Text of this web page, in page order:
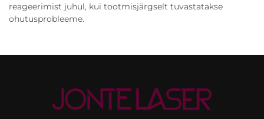
reageerimist juhul, kui tootmisjärgselt tuvastatakse
ohutusprobleeme.